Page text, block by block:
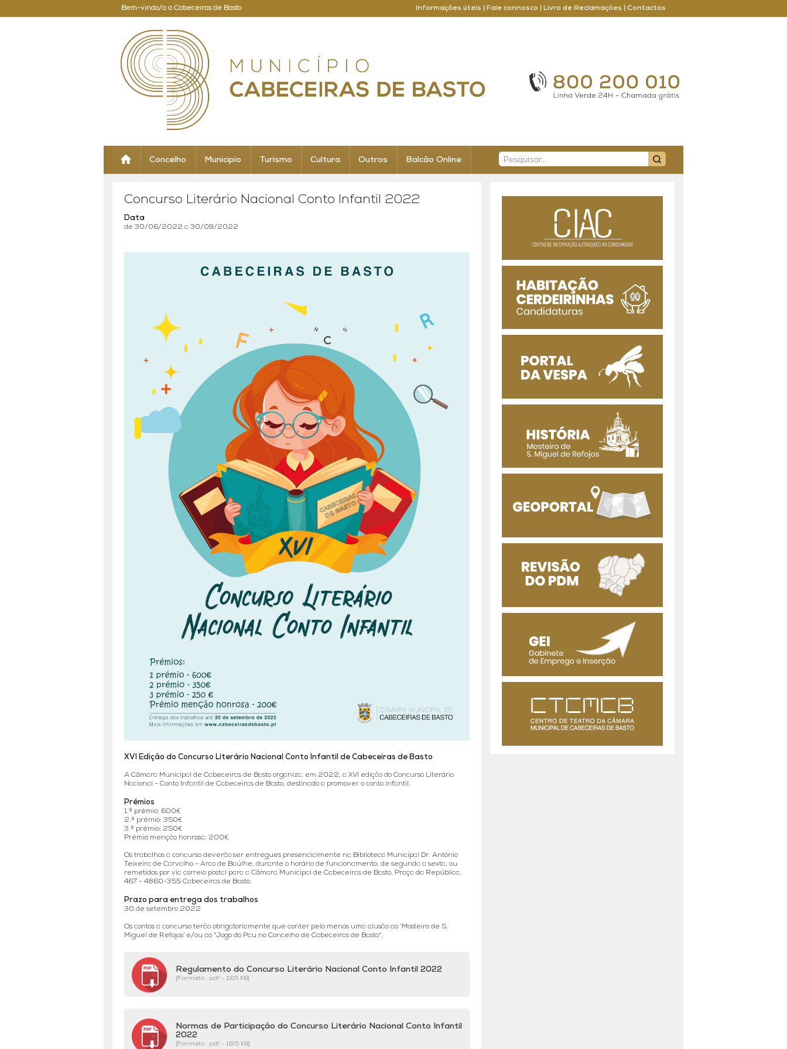
Bem-vindo/a a Cabeceiras de Basto Informações úteis Fale connosco Livro de Reclamações Contactos
Concelho Município Turismo Cultura Outros Balcão Online
Concurso Literário Nacional Conto Infantil 2022
Data
de 30/06/2022 a 30/09/2022
XVI Edição do Concurso Literário Nacional Conto Infantil de Cabeceiras de Basto
A Câmara Municipal de Cabeceiras de Basto organiza, em 2022, a XVI edição do Concurso Literário
Nacional - Conto Infantil de Cabeceiras de Basto, destinado a promover o conto infantil.
Prémios
1.º prémio: 600€
2.º prémio: 350€
3.º prémio: 250€
Prémio menção honrosa: 200€
Os trabalhos a concurso deverão ser entregues presencialmente na Biblioteca Municipal Dr. António
Teixeira de Carvalho - Arco de Baúlhe, durante o horário de funcionamento, de segunda a sexta, ou
remetidos por via correio postal para a Câmara Municipal de Cabeceiras de Basto, Praça da República,
467 - 4860-355 Cabeceiras de Basto.
Prazo para entrega dos trabalhos
30 de setembro 2022
Os contos a concurso terão obrigatoriamente que conter pelo menos uma alusão ao ‘Mosteiro de S.
Miguel de Refojos’ e/ou ao "Jogo do Pau no Concelho de Cabeceiras de Basto".
Regulamento do Concurso Literário Nacional Conto Infantil 2022
[Formato . pdf - 1315 KB]
Normas de Participação do Concurso Literário Nacional Conto Infantil
2022
[Formato . pdf - 1195 KB]